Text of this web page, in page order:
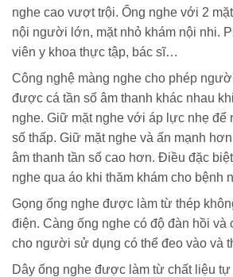
nghe cao vượt trội. Ống nghe với 2
nội người lớn, mặt nhỏ khám nội nhi.
viên y khoa thực tập, bác sĩ…
Công nghệ màng nghe cho phép
được cá tần số âm thanh khác nhau
nghe. Giữ mặt nghe với áp lực nhẹ để
số thấp. Giữ mặt nghe và ấn mạnh
âm thanh tần số cao hơn. Điều đặc
nghe qua áo khi thăm khám cho bệnh
Gọng ống nghe được làm từ thép
điện. Càng ống nghe có độ đàn hồi và
cho người sử dụng có thể đeo vào và
Dây ống nghe được làm từ chất liệu tự